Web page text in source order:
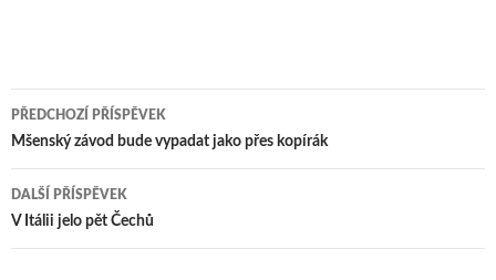
Navigace
pro
příspěvek
PŘEDCHOZÍ PŘÍSPĚVEK
Mšenský závod bude vypadat jako přes kopírák
DALŠÍ PŘÍSPĚVEK
V Itálii jelo pět Čechů